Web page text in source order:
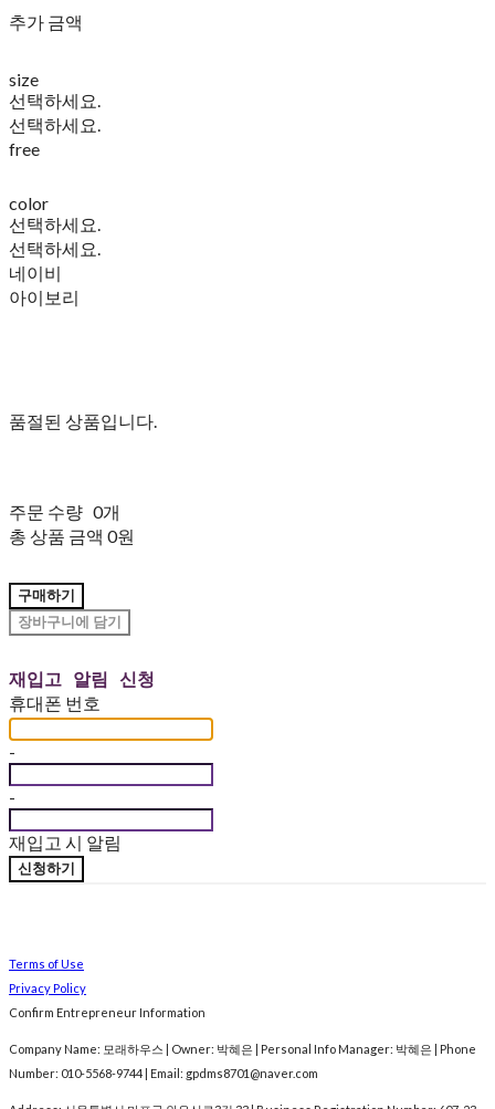
추가 금액
size
선택하세요.
선택하세요.
free
color
선택하세요.
선택하세요.
네이비
아이보리
품절된 상품입니다.
주문 수량 0개
총 상품 금액 0원
구매하기
장바구니에 담기
재입고 알림 신청
휴대폰 번호
-
-
재입고 시 알림
신청하기
Terms of Use
Privacy Policy
Confirm Entrepreneur Information
Company Name: 모래하우스 | Owner: 박혜은 | Personal Info Manager: 박혜은 | Phone
Number: 010-5568-9744 | Email: gpdms8701@naver.com